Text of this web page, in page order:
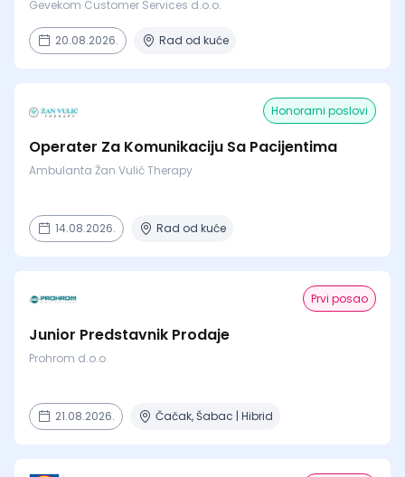
Gevekom Customer Services d.o.o.
20.08.2026. Rad od kuće
Honorarni poslovi
Operater Za Komunikaciju Sa Pacijentima
Ambulanta Žan Vulić Therapy
14.08.2026. Rad od kuće
Prvi posao
Junior Predstavnik Prodaje
Prohrom d.o.o.
21.08.2026. Čačak, Šabac | Hibrid